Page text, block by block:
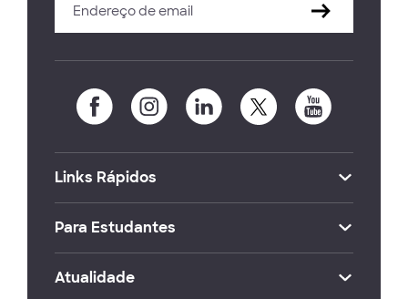
Links Rápidos
Para Estudantes
Atualidade